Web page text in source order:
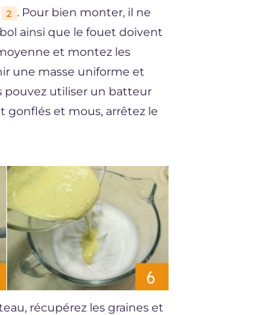
2 . Pour bien monter, il ne
ainsi que le fouet doivent
et montez les
une masse uniforme et
pouvez utiliser un batteur
gonflés et mous, arrêtez le
récupérez les graines et